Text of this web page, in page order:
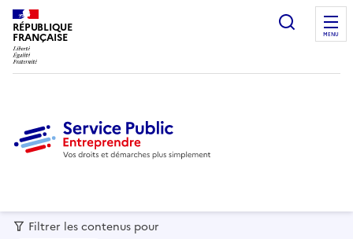
RÉPUBLIQUE
FRANÇAISE MENU
Filtrer les contenus pour